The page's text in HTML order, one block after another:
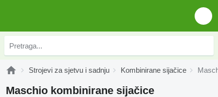
Strojevi za sjetvu i sadnju Kombinirane sijačice
Maschio kombinirane sijačice